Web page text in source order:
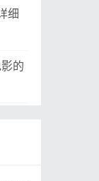
细
影的